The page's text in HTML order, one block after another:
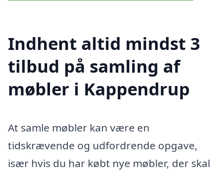
Indhent altid mindst 3
tilbud på samling af
møbler i Kappendrup
At samle møbler kan være en
tidskrævende og udfordrende opgave,
især hvis du har købt nye møbler, der skal